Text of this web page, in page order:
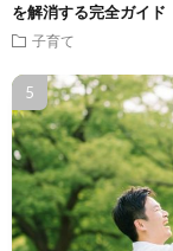
を解消する完全ガイド
子育て